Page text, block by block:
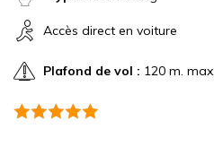
Accès direct en voiture
Plafond de vol : 120 m. max.